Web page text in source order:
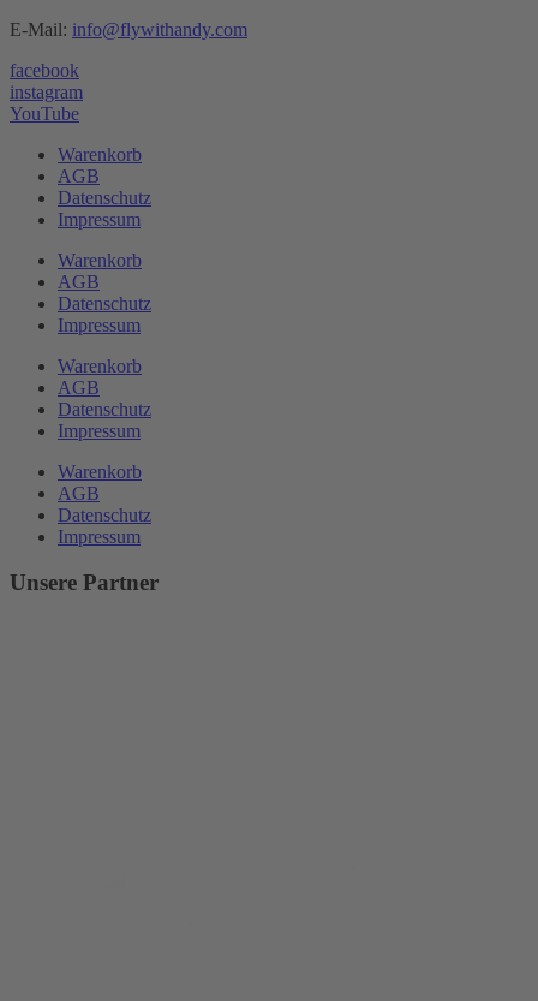
E-Mail: info@flywithandy.com
facebook
instagram
YouTube
Warenkorb
AGB
Datenschutz
Impressum
Warenkorb
AGB
Datenschutz
Impressum
Warenkorb
AGB
Datenschutz
Impressum
Warenkorb
AGB
Datenschutz
Impressum
Unsere Partner